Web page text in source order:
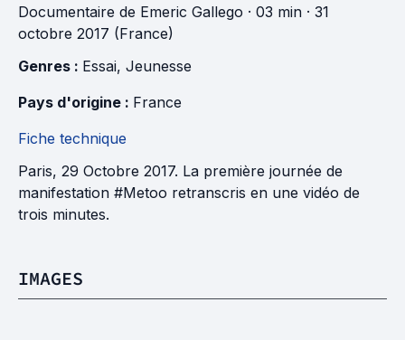
Documentaire de Emeric Gallego · 03 min · 31
octobre 2017 (France)
Genres : Essai, Jeunesse
Pays d'origine : France
Fiche technique
Paris, 29 Octobre 2017. La première journée de
manifestation #Metoo retranscris en une vidéo de
trois minutes.
IMAGES